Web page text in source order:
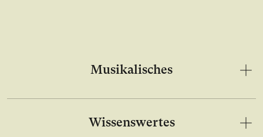
Musikalisches
Wissenswertes